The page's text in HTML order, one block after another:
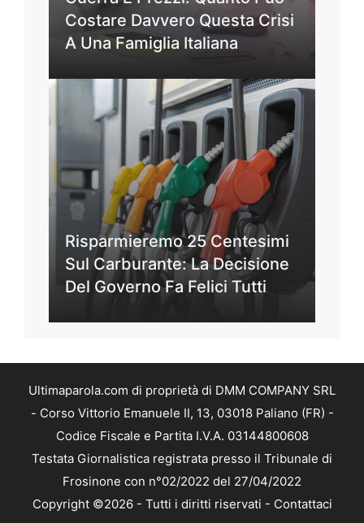
Costare Davvero Questa Crisi
A Una Famiglia Italiana
Risparmieremo 25 Centesimi
Sul Carburante: La Decisione
Del Governo Fa Felici Tutti
Ultimaparola.com di proprietà di DMM COMPANY SRL
- Corso Vittorio Emanuele II, 13, 03018 Paliano (FR) -
Codice Fiscale e Partita I.V.A. 03144800608
Testata Giornalistica registrata presso il Tribunale di
Frosinone con n°02/2022 del 27/04/2022
Copyright ©2026 - Tutti i diritti riservati - Contattaci